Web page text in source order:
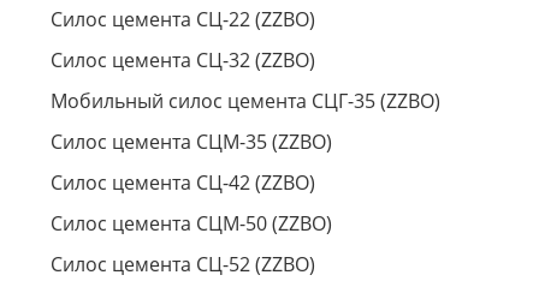
Силос цемента СЦ-22 (ZZBO)
Силос цемента СЦ-32 (ZZBO)
Мобильный силос цемента СЦГ-35 (ZZBO)
Силос цемента СЦМ-35 (ZZBO)
Силос цемента СЦ-42 (ZZBO)
Силос цемента СЦМ-50 (ZZBO)
Силос цемента СЦ-52 (ZZBO)